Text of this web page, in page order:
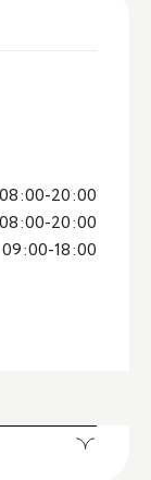
08:00-20:00
08:00-20:00
09:00-18:00